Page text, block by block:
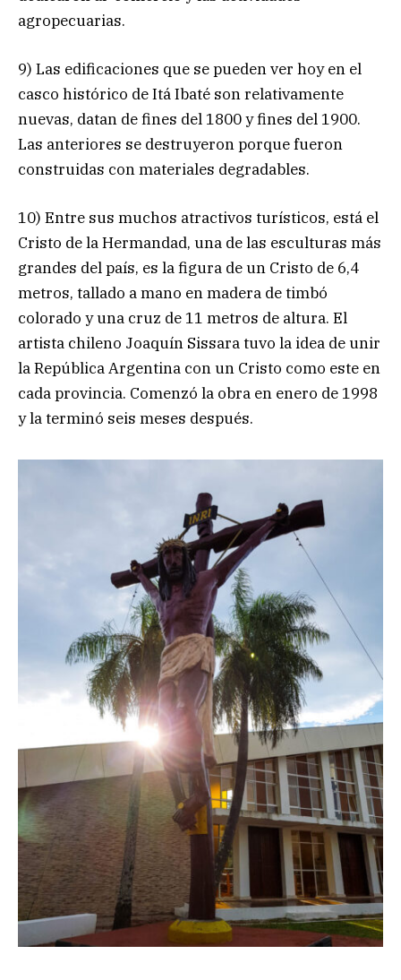
agropecuarias.
9) Las edificaciones que se pueden ver hoy en el
casco histórico de Itá Ibaté son relativamente
nuevas, datan de fines del 1800 y fines del 1900.
Las anteriores se destruyeron porque fueron
construidas con materiales degradables.
10) Entre sus muchos atractivos turísticos, está el
Cristo de la Hermandad, una de las esculturas más
grandes del país, es la figura de un Cristo de 6,4
metros, tallado a mano en madera de timbó
colorado y una cruz de 11 metros de altura. El
artista chileno Joaquín Sissara tuvo la idea de unir
la República Argentina con un Cristo como este en
cada provincia. Comenzó la obra en enero de 1998
y la terminó seis meses después.